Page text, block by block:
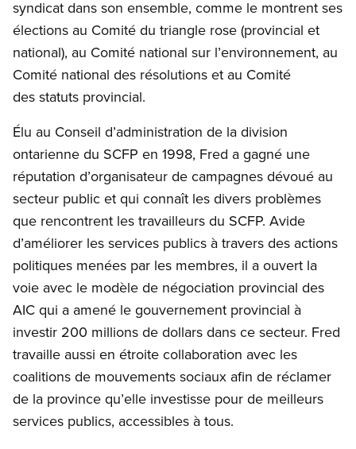
syndicat dans son ensemble, comme le montrent ses
élections au Comité du triangle rose (provincial et
national), au Comité national sur l’environnement, au
Comité national des résolutions et au Comité
des statuts provincial.
Élu au Conseil d’administration de la division
ontarienne du SCFP en 1998, Fred a gagné une
réputation d’organisateur de campagnes dévoué au
secteur public et qui connaît les divers problèmes
que rencontrent les travailleurs du SCFP. Avide
d’améliorer les services publics à travers des actions
politiques menées par les membres, il a ouvert la
voie avec le modèle de négociation provincial des
AIC qui a amené le gouvernement provincial à
investir 200 millions de dollars dans ce secteur. Fred
travaille aussi en étroite collaboration avec les
coalitions de mouvements sociaux afin de réclamer
de la province qu’elle investisse pour de meilleurs
services publics, accessibles à tous.